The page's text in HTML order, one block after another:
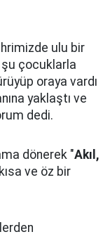
ulu bir
çocuklarla
oraya vardı
yaklaştı ve
dedi.
dönerek "Akıl,
ve öz bir